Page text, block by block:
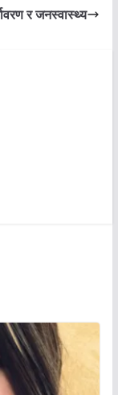
र जनस्वास्थ्य